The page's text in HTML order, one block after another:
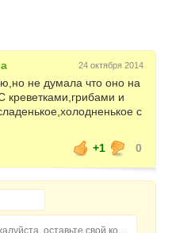
24 октября 2014
не думала что оно на
креветками,грибами и
с
+1
0
Домохозяйка, пожалуйста, оставьте свой комментарий...